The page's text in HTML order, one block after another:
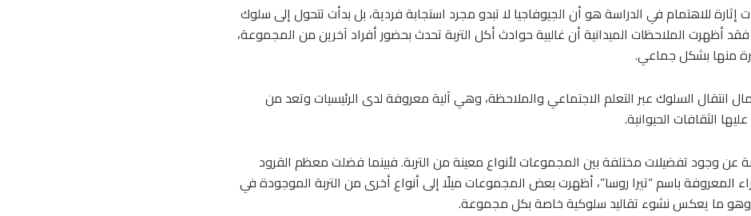
إثارة للاهتمام في الدراسة هو أن الجيوفاجيا لا تبدو مجرد استجابة فردية، بل بدأت تتحول إلى سلوك
أظهرت الملاحظات الميدانية أن غالبية حوادث أكل التربة تحدث بحضور أفراد آخرين من المجموعة،
منها بشكل جماعي.
انتقال السلوك عبر التعلم الاجتماعي والملاحظة، وهي آلية معروفة لدى الرئيسيات وتعد من
الثقافات الحيوانية.
وجود تفضيلات مختلفة بين المجموعات لأنواع معينة من التربة. فبينما فضلت معظم القرود
المعروفة باسم “تيرا روسا”، أظهرت بعض المجموعات ميلًا إلى أنواع أخرى من التربة الموجودة في
وهو ما يعكس نشوء تقاليد سلوكية خاصة بكل مجموعة.